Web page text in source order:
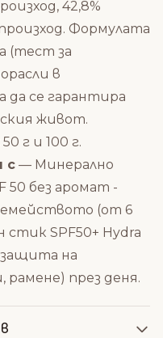
42,8%
Формулата
(тест за
в
да се гарантира
живот.
г и 100 г.
с — Минерално
50 без аромат -
(от 6
SPF50+ Hydra
на
рамене) през деня.